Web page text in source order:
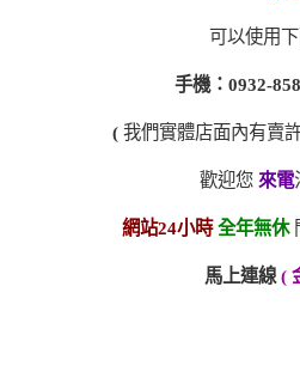
可以使用
手機：0932-
( 我們實體店面內有賣
歡迎您 來電
網站24小時全年無休
馬上連線 (